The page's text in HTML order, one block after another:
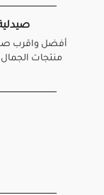
أفضل واقرب
منتجات الجمال